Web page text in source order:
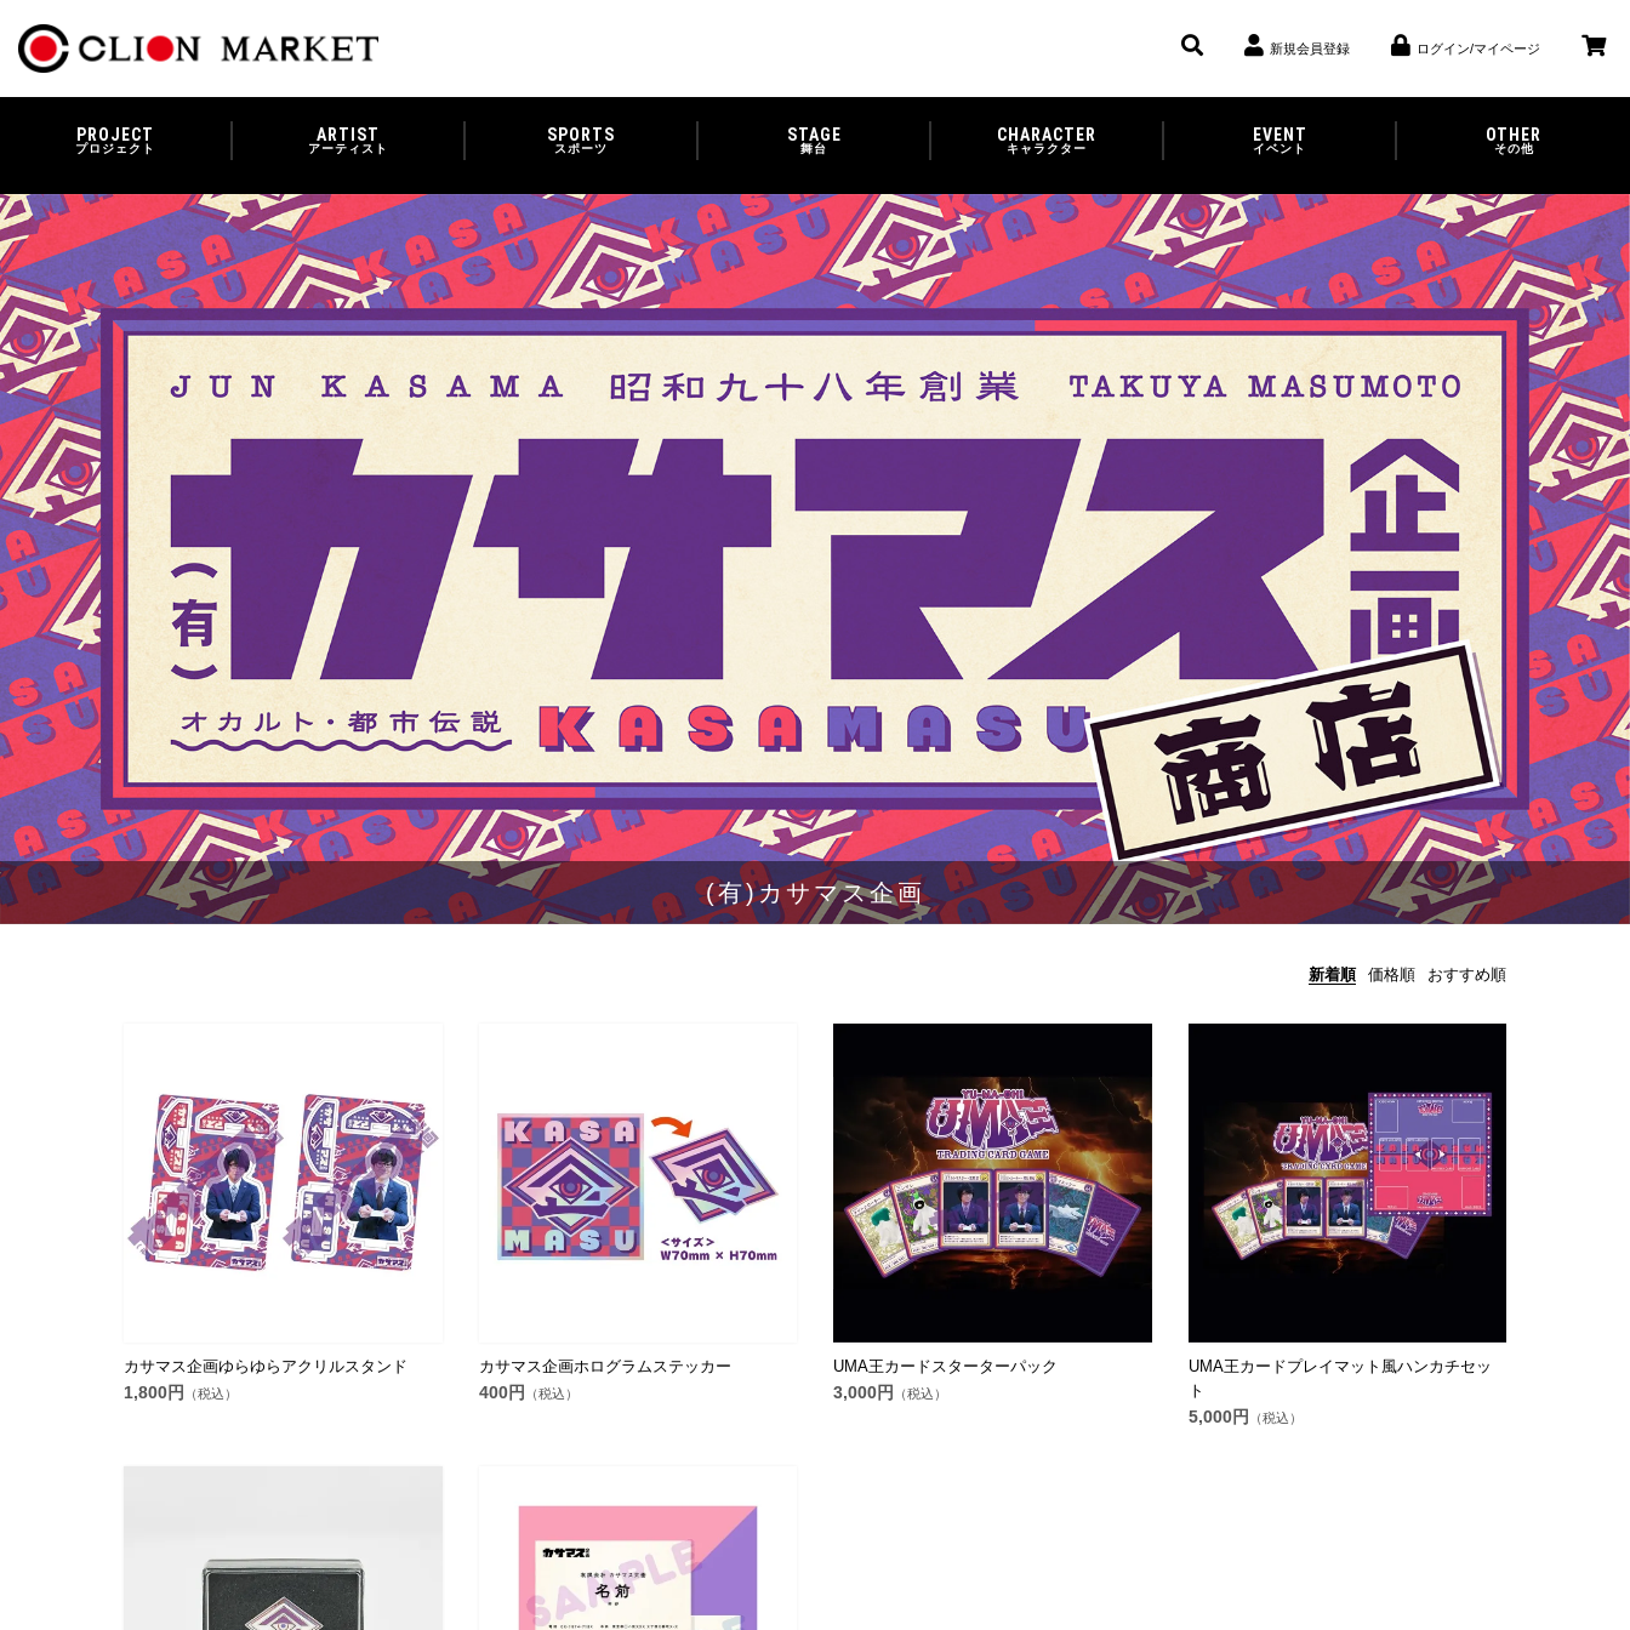
新規会員登録 ログイン/マイページ
PROJECT
プロジェクト
ARTIST
アーティスト
SPORTS
スポーツ
STAGE
舞台
CHARACTER
キャラクター
EVENT
イベント
OTHER
その他
(有)カサマス企画
新着順 価格順 おすすめ順
カサマス企画ゆらゆらアクリルスタンド
1,800円 （税込）
カサマス企画ホログラムステッカー
400円 （税込）
UMA王カードスターターパック
3,000円 （税込）
UMA王カードプレイマット風ハンカチセッ
ト
5,000円 （税込）